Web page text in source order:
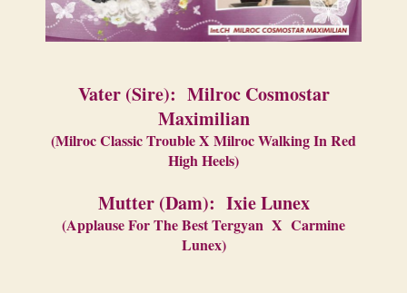
Vater (Sire): Milroc Cosmostar
Maximilian
(Milroc Classic Trouble X Milroc Walking In Red
High Heels)
Mutter (Dam): Ixie Lunex
(Applause For The Best Tergyan X Carmine
Lunex)